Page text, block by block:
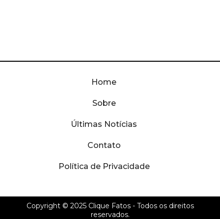
Home
Sobre
Últimas Notícias
Contato
Política de Privacidade
Copyright © 2025 Clique Fatos- Todos os direitos
reservados.